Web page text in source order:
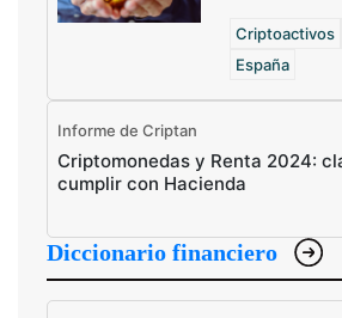
Criptoactivos
España
Informe de Criptan
Criptomonedas y Renta 2024:
cumplir con Hacienda
Diccionario financiero